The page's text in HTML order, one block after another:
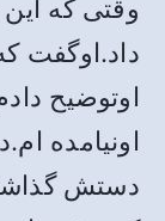
وقتی که
داد.اوگفت
اوتوضیح
اونیامده
دستش